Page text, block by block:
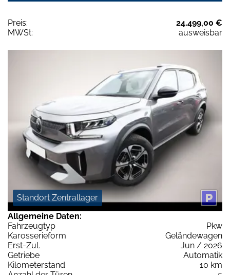
Preis:
24.499,00 €
MWSt:
ausweisbar
Standort Zentrallager
Allgemeine Daten:
Fahrzeugtyp
Pkw
Karosserieform
Geländewagen
Erst-Zul.
Jun / 2026
Getriebe
Automatik
Kilometerstand
10 km